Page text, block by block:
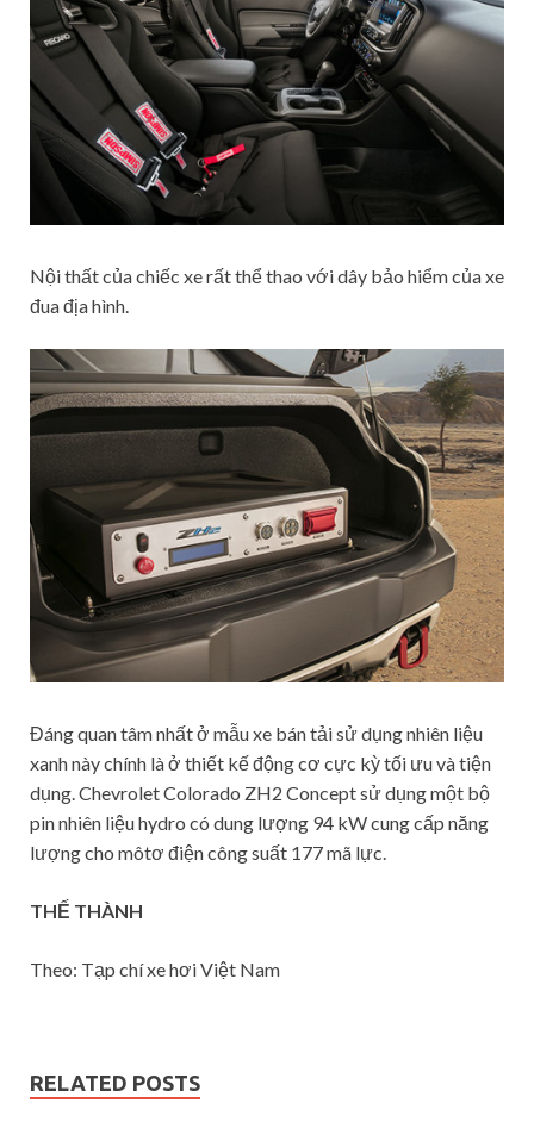
Nội thất của chiếc xe rất thể thao với dây bảo hiểm của xe
đua địa hình.
Đáng quan tâm nhất ở mẫu xe bán tải sử dụng nhiên liệu
xanh này chính là ở thiết kế động cơ cực kỳ tối ưu và tiện
dụng. Chevrolet Colorado ZH2 Concept sử dụng một bộ
pin nhiên liệu hydro có dung lượng 94 kW cung cấp năng
lượng cho môtơ điện công suất 177 mã lực.
THẾ THÀNH
Theo: Tạp chí xe hơi Việt Nam
RELATED POSTS